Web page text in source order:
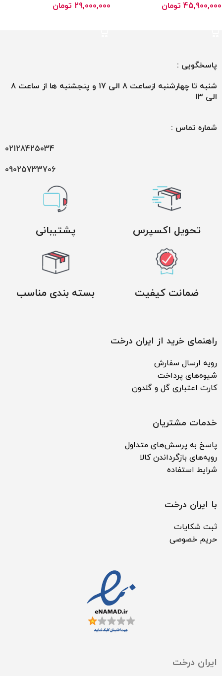
45,900,000 تومان
29,000,000 تومان
پاسخگویی :
شنبه تا چهارشنبه ازساعت 8 الی 17 و پنجشنبه ها از ساعت 8
الی 13
شماره تماس :
02128425034
09025733706
تحویل اکسپرس پشتیبانی
ضمانت کیفیت بسته بندی مناسب
راهنمای خرید از ایران درخت
رویه ارسال سفارش
شیوه‌های پرداخت
کارت اعتباری گل و گلدون
خدمات مشتریان
پاسخ به پرسش‌های متداول
رویه‌های بازگرداندن کالا
شرایط استفاده
با ایران درخت
ثبت شکایات
حریم خصوصی
ایران درخت